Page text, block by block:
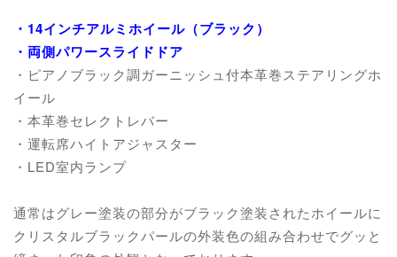
・14インチアルミホイール（ブラック）
・両側パワースライドドア
・ピアノブラック調ガーニッシュ付本革巻ステアリングホ
イール
・本革巻セレクトレバー
・運転席ハイトアジャスター
・LED室内ランプ
通常はグレー塗装の部分がブラック塗装されたホイールに
クリスタルブラックパールの外装色の組み合わせでグッと